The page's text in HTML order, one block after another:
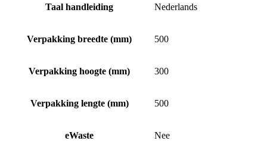
Taal handleiding Nederlands
Verpakking breedte (mm) 500
Verpakking hoogte (mm) 300
Verpakking lengte (mm) 500
eWaste Nee